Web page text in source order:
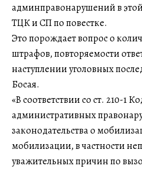
админправонарушений в
ТЦК и СП по повестке.
Это порождает вопрос о
штрафов, повторяемости
наступлении уголовных
Босая.
«В соответствии со ст. 210-1
административных
законодательства о
мобилизации, в частности
уважительных причин по